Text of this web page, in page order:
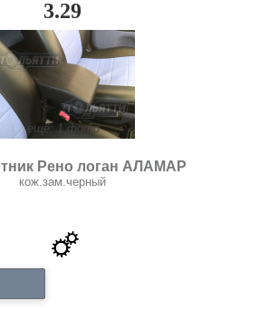
3.29
ещё: 1 фото
Рено логан АЛАМАР
кож.зам.черный